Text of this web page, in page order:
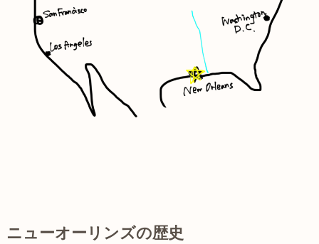
ニューオーリンズの歴史